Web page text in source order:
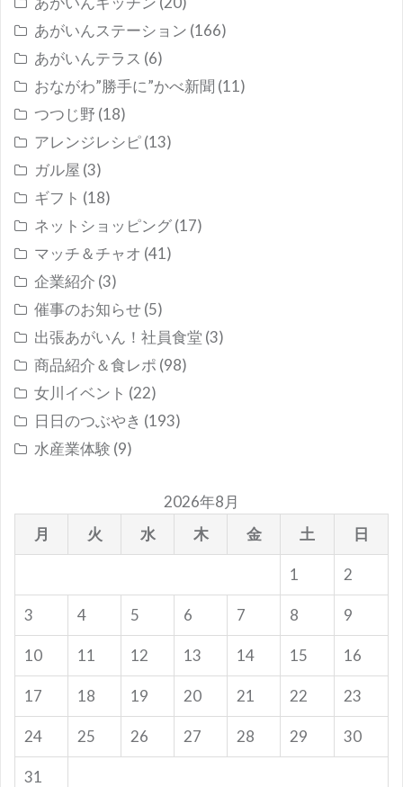
あがいんステーション (166)
あがいんテラス (6)
おながわ”勝手に”かべ新聞 (11)
つつじ野 (18)
アレンジレシピ(13)
ガル屋 (3)
ギフト (18)
ネットショッピング(17)
マッチ＆チャオ (41)
企業紹介 (3)
催事のお知らせ(5)
出張あがいん！社員食堂 (3)
商品紹介＆食レポ (98)
女川イベント (22)
日日のつぶやき (193)
水産業体験 (9)
2026年8月
月
火 水 木 金 土 日
1 2
3 4 5 6 7 8 9
10 11 12 13 14 15 16
17 18 19 20 21 22 23
24 25 26 27 28 29 30
31